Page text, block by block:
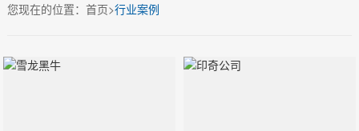
您现在的位置： 首页>行业案例